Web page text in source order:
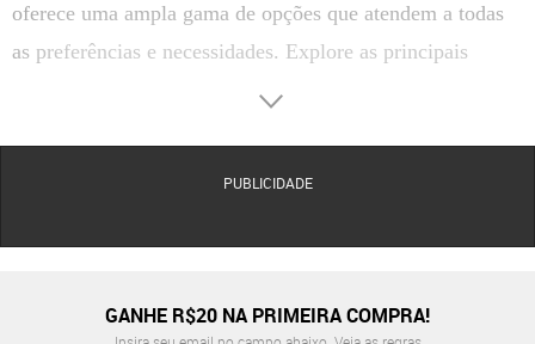
oferece uma ampla gama de opções que atendem a todas
as preferências e necessidades. Explore as principais
categorias de sapatos da marca e descubra o que faz deles
conforto, com modelos que variam de designs clássicos a mais modernos.
seus detalhes elegantes e conforto duradouro.
PUBLICIDADE
GANHE R$20 NA PRIMEIRA COMPRA!